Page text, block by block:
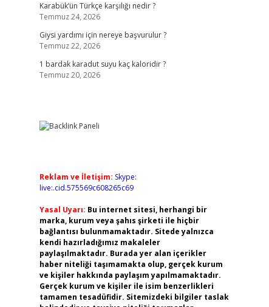
Karabük’ün Türkçe karşılığı nedir ?
Temmuz 24, 2026
Giysi yardımı için nereye başvurulur ?
Temmuz 22, 2026
1 bardak karadut suyu kaç kaloridir ?
Temmuz 20, 2026
Reklam ve İletişim: Skype:
live:.cid.575569c608265c69
Yasal Uyarı: Bu internet sitesi, herhangi bir
marka, kurum veya şahıs şirketi ile hiçbir
bağlantısı bulunmamaktadır. Sitede yalnızca
kendi hazırladığımız makaleler
paylaşılmaktadır. Burada yer alan içerikler
haber niteliği taşımamakta olup, gerçek kurum
ve kişiler hakkında paylaşım yapılmamaktadır.
Gerçek kurum ve kişiler ile isim benzerlikleri
tamamen tesadüfidir. Sitemizdeki bilgiler taslak